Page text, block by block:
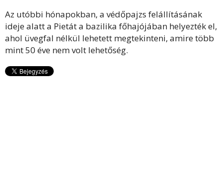
Az utóbbi hónapokban, a védőpajzs felállításának
ideje alatt a Pietát a bazilika főhajójában helyezték el,
ahol üvegfal nélkül lehetett megtekinteni, amire több
mint 50 éve nem volt lehetőség.